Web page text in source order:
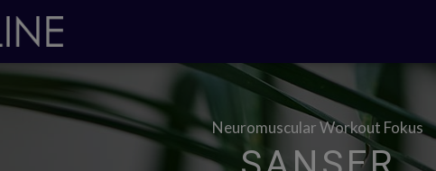
Neuromuscular Workout Fokus